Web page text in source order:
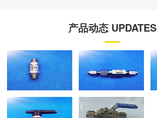
产品动态 UPDATES